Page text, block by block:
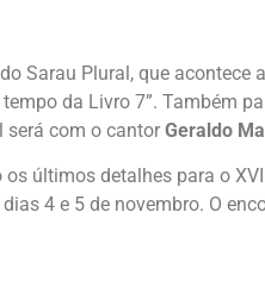
Sarau Plural, que acontece
da Livro 7”. Também
será com o cantor Geraldo
os últimos detalhes para o
4 e 5 de novembro. O